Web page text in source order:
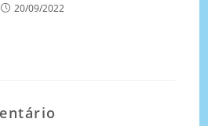
20/09/2022